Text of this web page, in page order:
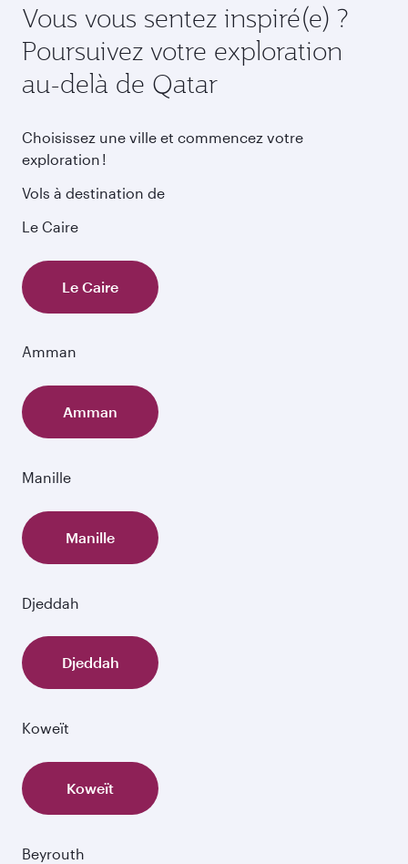
Vous vous sentez inspiré(e) ?
Poursuivez votre exploration
au-delà de Qatar
Choisissez une ville et commencez votre
exploration !
Vols à destination de
Le Caire
Le Caire
Amman
Amman
Manille
Manille
Djeddah
Djeddah
Koweït
Koweït
Beyrouth